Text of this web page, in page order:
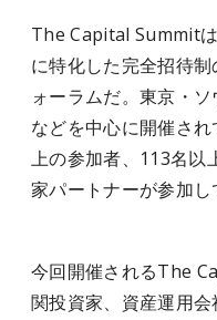
The Capital Summit
に特化した完全招待
ォーラムだ。東京・
などを中心に開催さ
上の参加者、113名以
家パートナーが参加し
今回開催されるThe
関投資家、資産運用